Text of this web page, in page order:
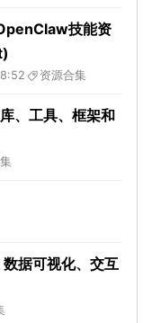
技能资
资源合集
、工具、框架和
据可视化、交互